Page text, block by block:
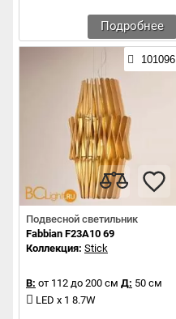
Подробнее
101096
Подвесной светильник
Fabbian F23A10 69
Коллекция: Stick
В: от 112 до 200 см Д: 50 см
LED x 1 8.7W